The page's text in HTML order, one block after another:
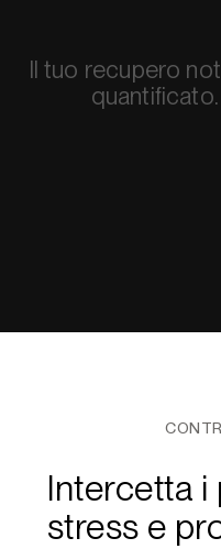
Il tuo recupero
quantificato.
Intercetta i
stress e